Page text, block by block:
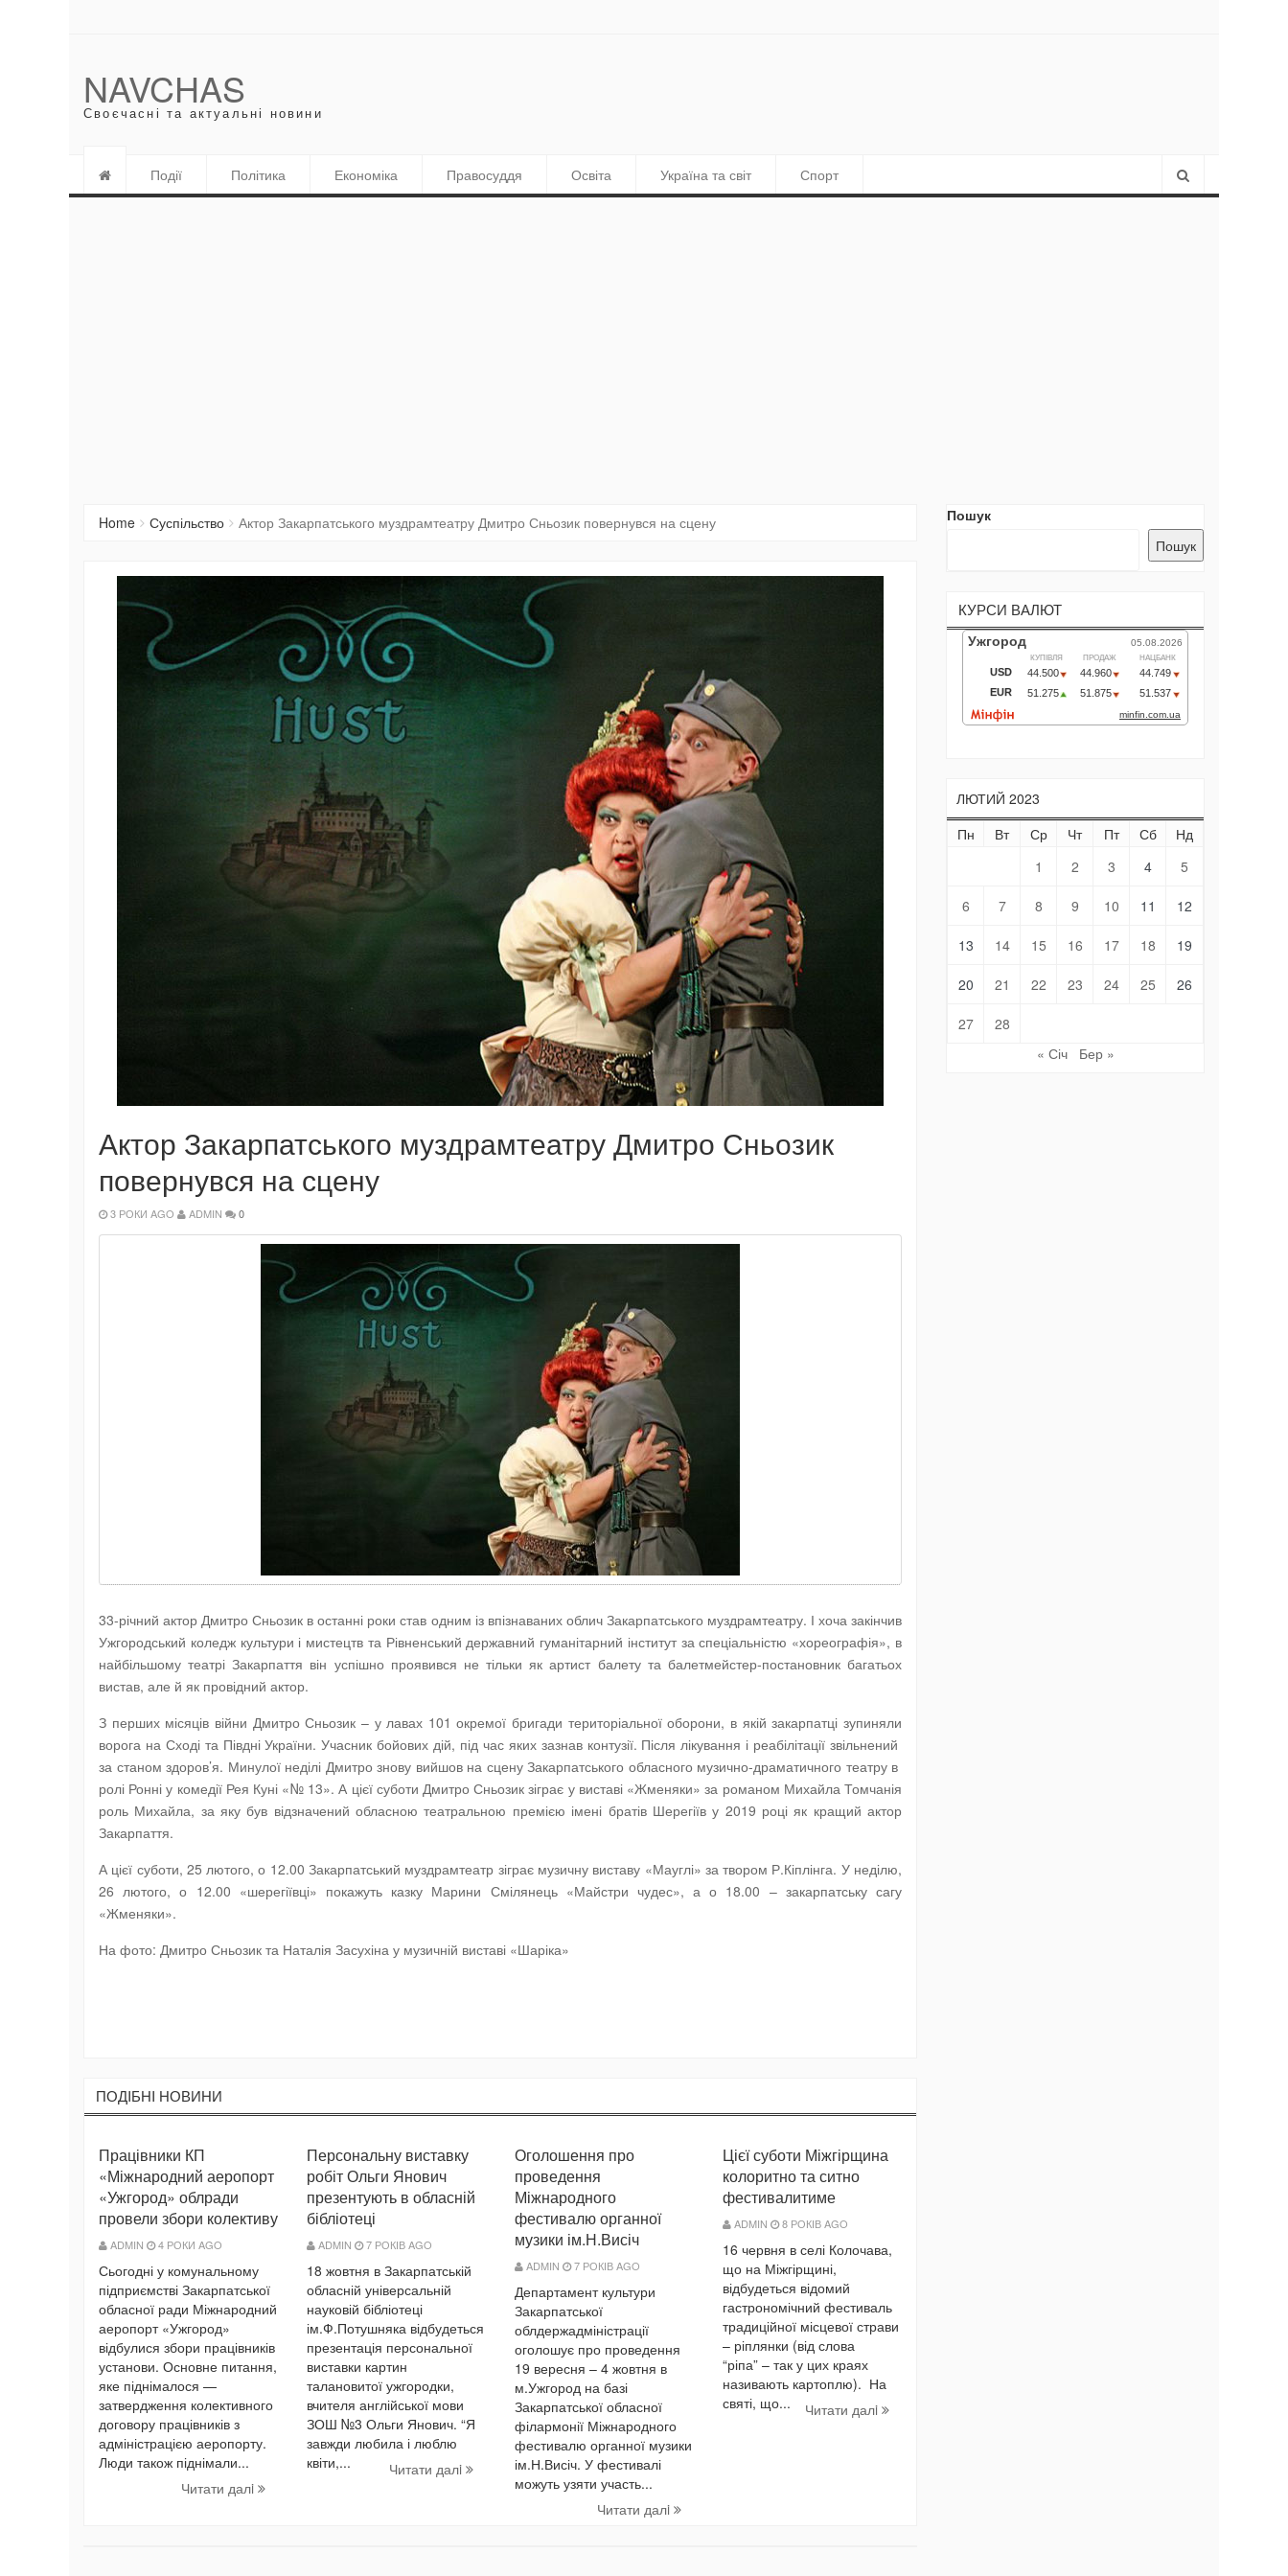
NAVCHAS
Своєчасні та актуальні новини
Події Політика Економіка Правосуддя Освіта Україна та світ Спорт
Home Суспільство Актор Закарпатського муздрамтеатру Дмитро Сньозик повернувся на сцену
Актор Закарпатського муздрамтеатру Дмитро Сньозик
повернувся на сцену
3 РОКИ AGO ADMIN 0
33-річний актор Дмитро Сньозик в останні роки став одним із впізнаваних облич Закарпатського муздрамтеатру. І хоча закінчив
Ужгородський коледж культури і мистецтв та Рівненський державний гуманітарний інститут за спеціальністю «хореографія», в
найбільшому театрі Закарпаття він успішно проявився не тільки як артист балету та балетмейстер-постановник багатьох
вистав, але й як провідний актор.
З перших місяців війни Дмитро Сньозик – у лавах 101 окремої бригади територіальної оборони, в якій закарпатці зупиняли
ворога на Сході та Півдні України. Учасник бойових дій, під час яких зазнав контузії. Після лікування і реабілітації звільнений
за станом здоров’я. Минулої неділі Дмитро знову вийшов на сцену Закарпатського обласного музично-драматичного театру в
ролі Ронні у комедії Рея Куні «№ 13». А цієї суботи Дмитро Сньозик зіграє у виставі «Жменяки» за романом Михайла Томчанія
роль Михайла, за яку був відзначений обласною театральною премією імені братів Шерегіїв у 2019 році як кращий актор
Закарпаття.
А цієї суботи, 25 лютого, о 12.00 Закарпатський муздрамтеатр зіграє музичну виставу «Мауглі» за твором Р.Кіплінга. У неділю,
26 лютого, о 12.00 «шерегіївці» покажуть казку Марини Смілянець «Майстри чудес», а о 18.00 – закарпатську сагу
«Жменяки».
На фото: Дмитро Сньозик та Наталія Засухіна у музичній виставі «Шаріка»
ПОДIБНI НОВИНИ
Працівники КП
«Міжнародний аеропорт
«Ужгород» облради
провели збори колективу
ADMIN 4 РОКИ AGO
Сьогодні у комунальному
підприємстві Закарпатської
обласної ради Міжнародний
аеропорт «Ужгород»
відбулися збори працівників
установи. Основне питання,
яке піднімалося —
затвердження колективного
договору працівників з
адміністрацією аеропорту.
Люди також піднімали...
Читати далi
Персональну виставку
робіт Ольги Янович
презентують в обласній
бібліотеці
ADMIN 7 РОКІВ AGO
18 жовтня в Закарпатській
обласній універсальній
науковій бібліотеці
ім.Ф.Потушняка відбудеться
презентація персональної
виставки картин
талановитої ужгородки,
вчителя англійської мови
ЗОШ №3 Ольги Янович. “Я
завжди любила і люблю
квіти,...
Читати далi
Оголошення про
проведення
Міжнародного
фестивалю органної
музики ім.Н.Висіч
ADMIN 7 РОКІВ AGO
Департамент культури
Закарпатської
облдержадміністрації
оголошує про проведення
19 вересня – 4 жовтня в
м.Ужгород на базі
Закарпатської обласної
філармонії Міжнародного
фестивалю органної музики
ім.Н.Висіч. У фестивалі
можуть узяти участь...
Читати далi
Цієї суботи Міжгірщина
колоритно та ситно
фестивалитиме
ADMIN 8 РОКІВ AGO
16 червня в селі Колочава,
що на Міжгірщині,
відбудеться відомий
гастрономічний фестиваль
традиційної місцевої страви
– ріплянки (від слова
“ріпа” – так у цих краях
називають картоплю). На
святі, що...
Читати далi
Пошук
Пошук
КУРСИ ВАЛЮТ
ЛЮТИЙ 2023
Пн
Вт Ср Чт Пт Сб
Нд
1
2 3 4 5
6 7 8 9 10 11 12
13 14 15 16 17 18 19
20 21 22 23 24 25 26
27
28
« Січ
Бер »